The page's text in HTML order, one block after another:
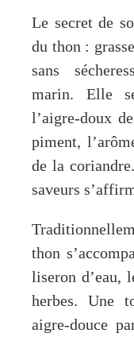
Le secret de
du thon :
sans
marin. Elle
l’aigre-doux
piment,
de la
saveurs
thon
liseron d’eau,
herbes. Une
aigre-douce